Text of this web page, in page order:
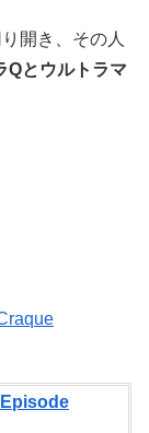
開き、その人
Qとウルトラマ